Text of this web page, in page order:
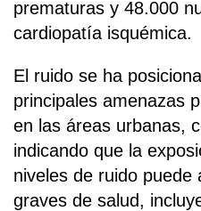
prematuras y 48.000
cardiopatía isquémica.
El ruido se ha
principales amenazas
en las áreas urbanas,
indicando que la
niveles de ruido puede
graves de salud,